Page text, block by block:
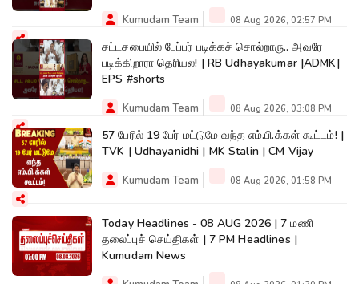
Kumudam Team 08 Aug 2026, 02:57 PM
சட்டசபையில் பேப்பர் படிக்கச் சொல்றாரு.. அவரே
படிக்கிறாரா தெரியல! | RB Udhayakumar |ADMK|
EPS #shorts
Kumudam Team 08 Aug 2026, 03:08 PM
57 பேரில் 19 பேர் மட்டுமே வந்த எம்.பி.க்கள் கூட்டம்! |
TVK | Udhayanidhi | MK Stalin | CM Vijay
Kumudam Team 08 Aug 2026, 01:58 PM
Today Headlines - 08 AUG 2026 | 7 மணி
தலைப்புச் செய்திகள் | 7 PM Headlines |
Kumudam News